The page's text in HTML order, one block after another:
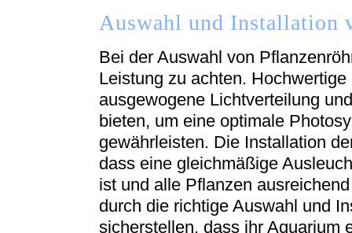
Auswahl und Installation
Bei der Auswahl von
Leistung zu achten.
ausgewogene Lichtverteilung
bieten, um eine optimale
gewährleisten. Die Installation
dass eine gleichmäßige
ist und alle Pflanzen
durch die richtige Auswahl und
sicherstellen, dass ihr Aquarium